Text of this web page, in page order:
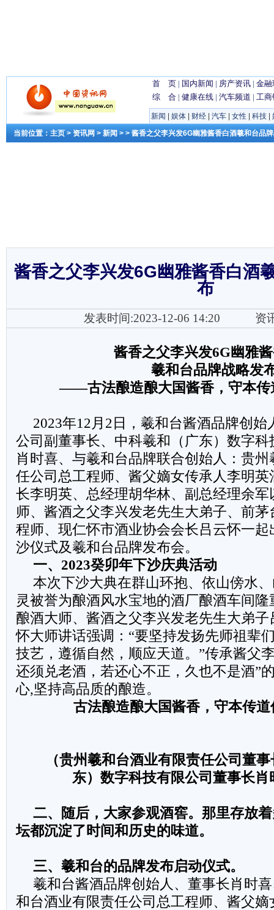
首 页 | 国内新闻 | 房产资讯 | 金融
综 合 | 健康在线 | 汽车频道 | 工商
新闻 娱体 财经 汽车 女性 科技
当前位置： 主页 > 资讯网 > 新闻 > > 酱香之父李兴发6G幽雅酱香白酒羲和台品
酱香之父李兴发6G幽雅酱香白酒
布
发表时间:2023-12-06 14:20 资
酱香之父李兴发6G幽雅
羲和台品牌战略发
——古法酿造酿大国酱香，守本传
2023年12月2日，羲和台酱酒品牌创
公司副董事长、中科羲和（广东）数字
肖时喜、与羲和台品牌联合创始人：贵
任公司总工程师、酱父嫡女传承人李明
长李明英、总经理胡华林、副总经理余
师、酱酒之父李兴发老先生大弟子、前
程师、现仁怀市酒业协会会长吕云怀一起
沙仪式及羲和台品牌发布会。
一、2023癸卯年下沙庆典活动
本次下沙大典在群山环抱、依山傍水
灵被誉为酿酒风水宝地的酒厂酿酒车间
酿酒大师、酱酒之父李兴发老先生大弟
怀大师讲话强调：“要坚持发扬先师祖辈
技艺，遵循自然，顺应天道。”传承酱父
还须兑老酒，若还心不正，久也不是酒”
心,坚持高品质的酿造。
古法酿造酿大国酱香，守本传
（贵州羲和台酒业有限责任公司董
东）数字科技有限公司董事长肖
二、随后，大家参观酒窖。那里存放
坛都沉淀了时间和历史的味道。
三、羲和台的品牌发布启动仪式。
羲和台酱酒品牌创始人、董事长肖时
和台酒业有限责任公司总工程师、酱父